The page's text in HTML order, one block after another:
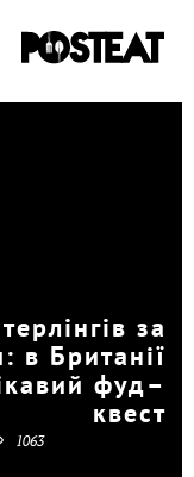
за
в Британії
фуд–
квест
1063